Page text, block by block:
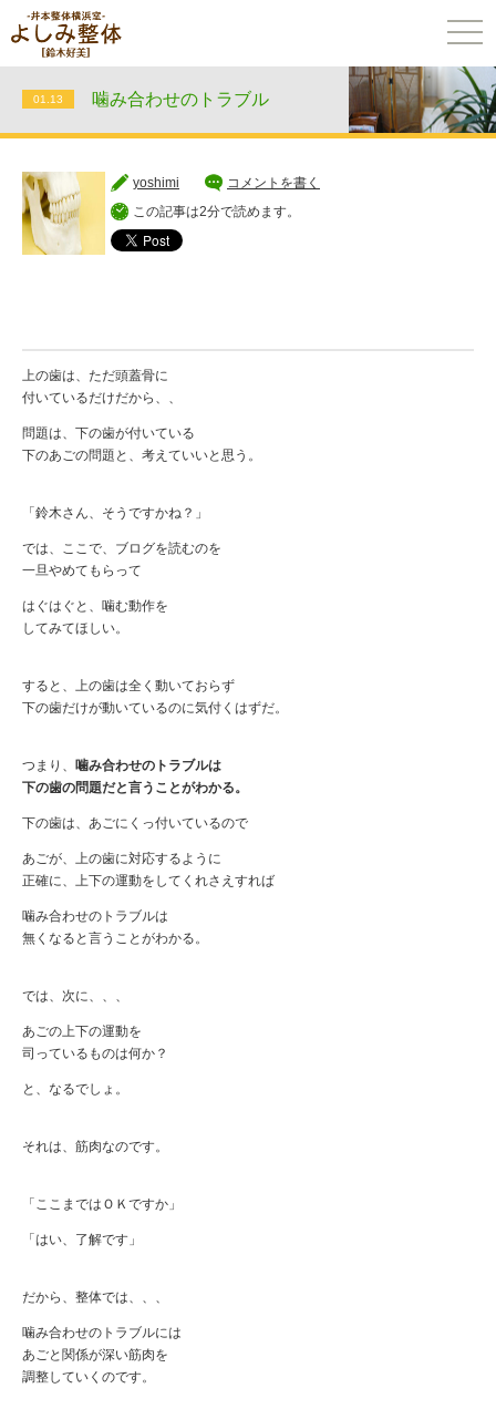
01.13 噛み合わせのトラブル
yoshimi
コメントを書く
この記事は2分で読めます。
上の歯は、ただ頭蓋骨に
付いているだけだから、、
問題は、下の歯が付いている
下のあごの問題と、考えていいと思う。
「鈴木さん、そうですかね？」
では、ここで、ブログを読むのを
一旦やめてもらって
はぐはぐと、噛む動作を
してみてほしい。
すると、上の歯は全く動いておらず
下の歯だけが動いているのに気付くはずだ。
つまり、 噛み合わせのトラブルは
下の歯の問題だと言うことがわかる。
下の歯は、あごにくっ付いているので
あごが、上の歯に対応するように
正確に、上下の運動をしてくれさえすれば
噛み合わせのトラブルは
無くなると言うことがわかる。
では、次に、、、
あごの上下の運動を
司っているものは何か？
と、なるでしょ。
それは、筋肉なのです。
「ここまではＯＫですか」
「はい、了解です」
だから、整体では、、、
噛み合わせのトラブルには
あごと関係が深い筋肉を
調整していくのです。